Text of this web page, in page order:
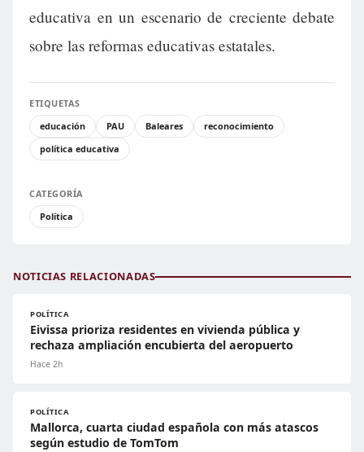
educativa en un escenario de creciente debate
sobre las reformas educativas estatales.
ETIQUETAS
educación
PAU Baleares
reconocimiento
política educativa
CATEGORÍA
Política
NOTICIAS RELACIONADAS
POLÍTICA
Eivissa prioriza residentes en vivienda pública y
rechaza ampliación encubierta del aeropuerto
Hace 2h
POLÍTICA
Mallorca, cuarta ciudad española con más atascos
según estudio de TomTom